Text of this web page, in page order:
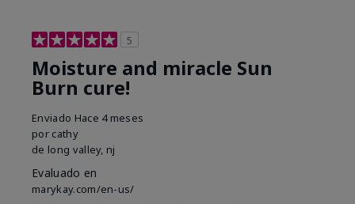
5
Moisture and miracle Sun
Burn cure!
Enviado Hace 4 meses
por cathy
de long valley, nj
Evaluado en
marykay.com/en-us/